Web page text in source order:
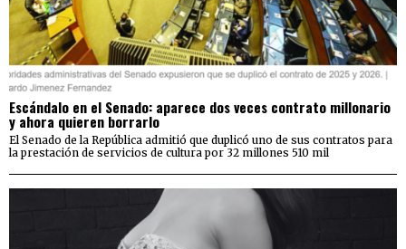
Escándalo en el Senado: aparece dos veces contrato millonario
y ahora quieren borrarlo
El Senado de la República admitió que duplicó uno de sus contratos para
la prestación de servicios de cultura por 32 millones 510 mil